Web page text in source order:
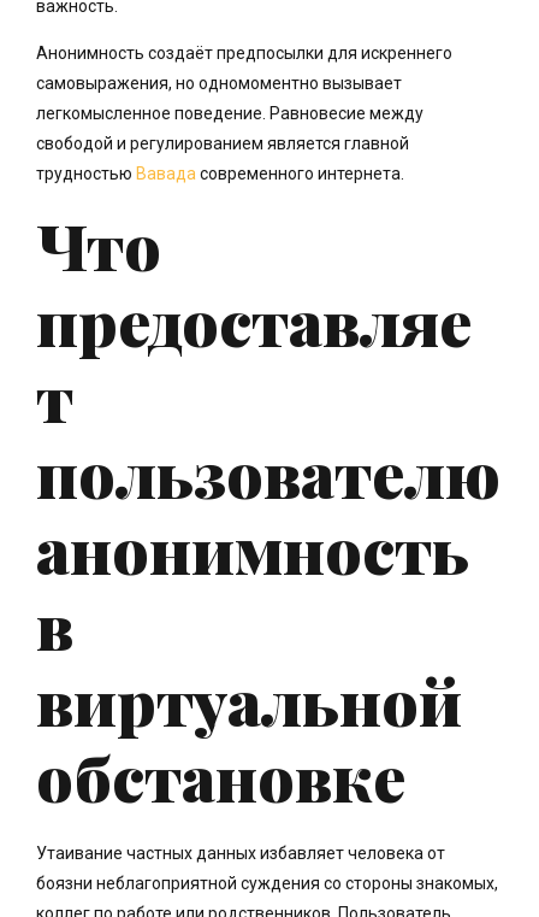
важность.
Анонимность создаёт предпосылки для искреннего
самовыражения, но одномоментно вызывает
легкомысленное поведение. Равновесие между
свободой и регулированием является главной
трудностью Вавада современного интернета.
Что
предоставляе
т
пользователю
анонимность
в
виртуальной
обстановке
Утаивание частных данных избавляет человека от
боязни неблагоприятной суждения со стороны знакомых,